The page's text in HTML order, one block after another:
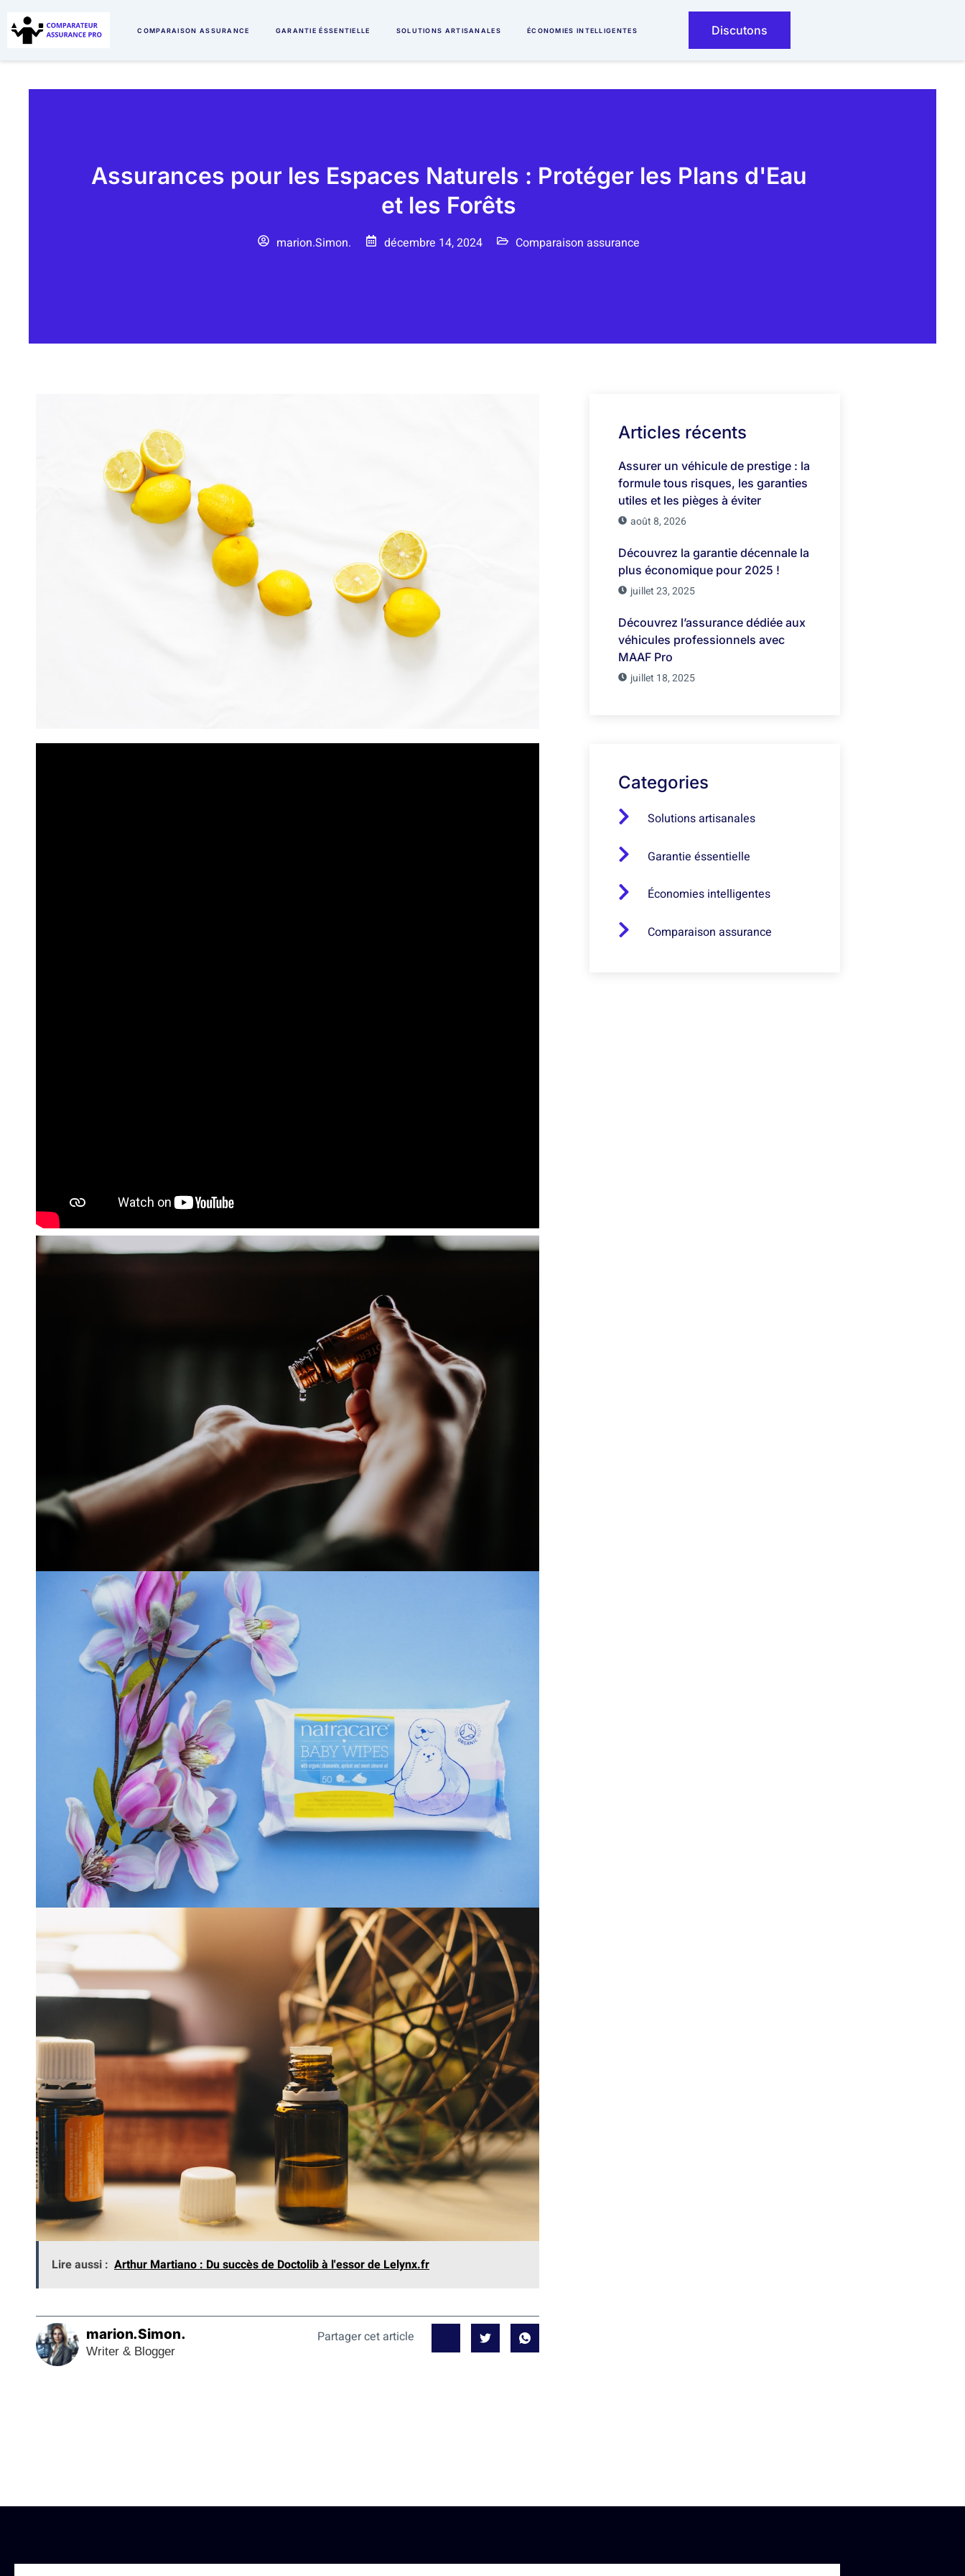
COMPARAISON ASSURANCE GARANTIE ÉSSENTIELLE SOLUTIONS ARTISANALES ÉCONOMIES INTELLIGENTES Discutons
Assurances pour les Espaces Naturels : Protéger les Plans d'Eau
et les Forêts
marion.Simon. décembre 14, 2024 Comparaison assurance
Lire aussi : Arthur Martiano : Du succès de Doctolib à l'essor de Lelynx.fr
marion.Simon.
Writer & Blogger
Partager cet article
Articles récents
Assurer un véhicule de prestige : la
formule tous risques, les garanties
utiles et les pièges à éviter
août 8, 2026
Découvrez la garantie décennale la
plus économique pour 2025 !
juillet 23, 2025
Découvrez l’assurance dédiée aux
véhicules professionnels avec
MAAF Pro
juillet 18, 2025
Categories
Solutions artisanales
Garantie éssentielle
Économies intelligentes
Comparaison assurance